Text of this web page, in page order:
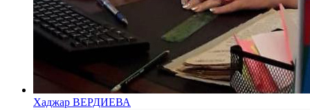
Хаджар ВЕРДИЕВА